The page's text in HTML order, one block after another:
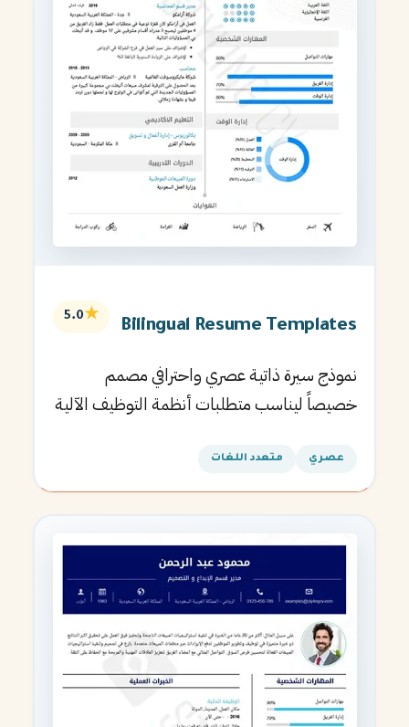
Bilingual Resume Templates
★
5.0
نموذج سيرة ذاتية عصري واحترافي مصمم
خصيصاً ليناسب متطلبات أنظمة التوظيف الآلية
عصري متعدد اللغات